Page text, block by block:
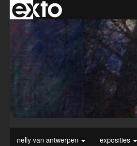
nelly van antwerpen exposities